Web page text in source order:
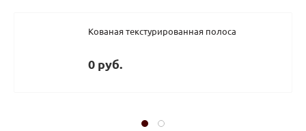
Кованая текстурированная полоса
0 руб.